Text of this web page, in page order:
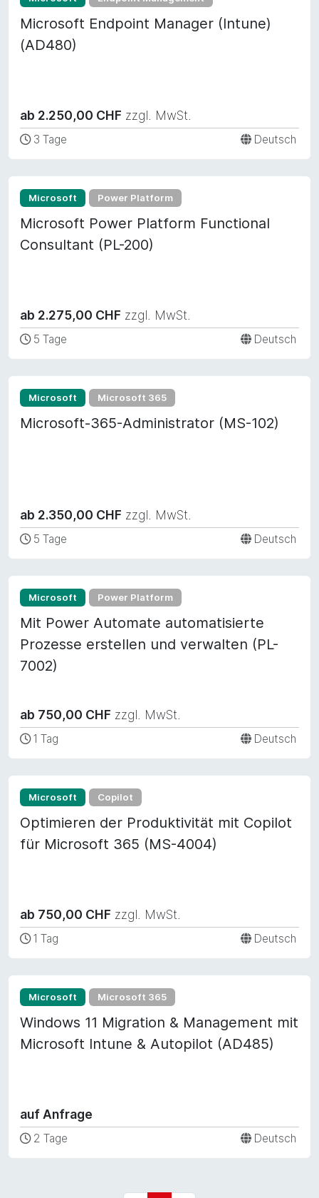
Microsoft Endpoint Manager (Intune)
(AD480)
ab 2.250,00 CHF zzgl. MwSt.
3 Tage Deutsch
Microsoft Power Platform
Microsoft Power Platform Functional
Consultant (PL-200)
ab 2.275,00 CHF zzgl. MwSt.
5 Tage Deutsch
Microsoft Microsoft 365
Microsoft-365-Administrator (MS-102)
ab 2.350,00 CHF zzgl. MwSt.
5 Tage Deutsch
Microsoft Power Platform
Mit Power Automate automatisierte
Prozesse erstellen und verwalten (PL-
7002)
ab 750,00 CHF zzgl. MwSt.
1 Tag Deutsch
Microsoft Copilot
Optimieren der Produktivität mit Copilot
für Microsoft 365 (MS-4004)
ab 750,00 CHF zzgl. MwSt.
1 Tag Deutsch
Microsoft Microsoft 365
Windows 11 Migration & Management mit
Microsoft Intune & Autopilot (AD485)
auf Anfrage
2 Tage Deutsch